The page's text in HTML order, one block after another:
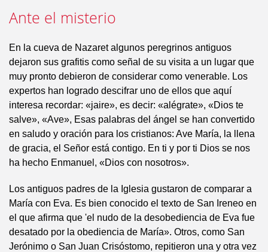
Ante el misterio
En la cueva de Nazaret algunos peregrinos antiguos
dejaron sus grafitis como señal de su visita a un lugar que
muy pronto debieron de considerar como venerable. Los
expertos han logrado descifrar uno de ellos que aquí
interesa recordar: «jaire», es decir: «alégrate», «Dios te
salve», «Ave», Esas palabras del ángel se han convertido
en saludo y oración para los cristianos: Ave María, la llena
de gracia, el Señor está contigo. En ti y por ti Dios se nos
ha hecho Enmanuel, «Dios con nosotros».
Los antiguos padres de la Iglesia gustaron de comparar a
María con Eva. Es bien conocido el texto de San Ireneo en
el que afirma que 'el nudo de la desobediencia de Eva fue
desatado por la obediencia de María». Otros, como San
Jerónimo o San Juan Crisóstomo, repitieron una y otra vez